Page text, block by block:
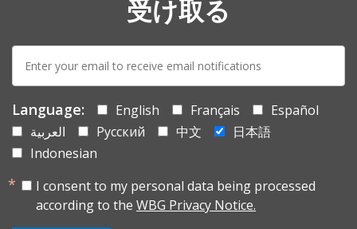
受け取る
mail:
Language: English Français
Español
العربية
Русский 中文
日本語
Indonesian
I consent to my personal data being processed
according to the WBG Privacy Notice.